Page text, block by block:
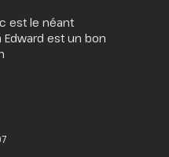
est le néant
est un bon